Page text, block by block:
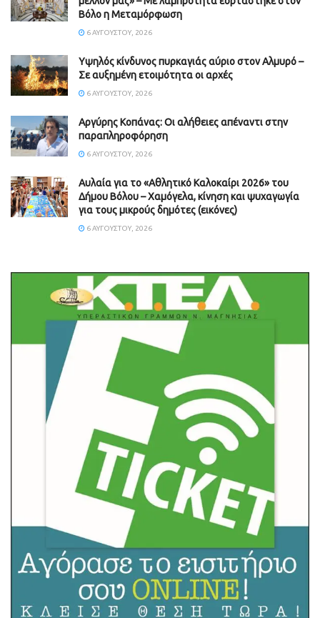
Βόλο η Μεταμόρφωση
6 ΑΥΓΟΎΣΤΟΥ, 2026
Υψηλός κίνδυνος πυρκαγιάς αύριο στον Αλμυρό –
Σε αυξημένη ετοιμότητα οι αρχές
6 ΑΥΓΟΎΣΤΟΥ, 2026
Aργύρης Κοπάνας: Οι αλήθειες απέναντι στην
παραπληροφόρηση
6 ΑΥΓΟΎΣΤΟΥ, 2026
Αυλαία για το «Αθλητικό Καλοκαίρι 2026» του
Δήμου Βόλου – Χαμόγελα, κίνηση και ψυχαγωγία
για τους μικρούς δημότες (εικόνες)
6 ΑΥΓΟΎΣΤΟΥ, 2026